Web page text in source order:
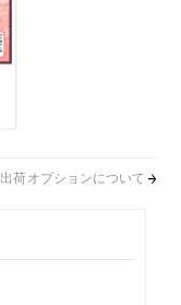
出荷オプションについて